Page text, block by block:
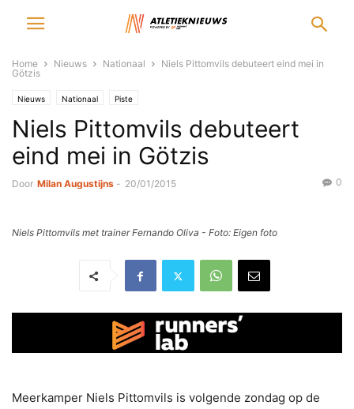
Home Nieuws Nationaal
Niels Pittomvils debuteert eind mei in
Götzis
Nieuws Nationaal Piste
Niels Pittomvils debuteert
eind mei in Götzis
Door Milan Augustijns - 20/01/2015 0
Niels Pittomvils met trainer Fernando Oliva - Foto: Eigen foto
Meerkamper Niels Pittomvils is volgende zondag op de